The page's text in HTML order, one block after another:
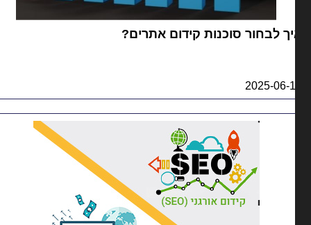
לבחור סוכנות קידום אתרים?
2025-06-